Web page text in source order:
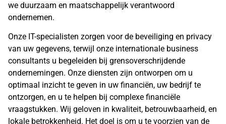
we duurzaam en maatschappelijk verantwoord
ondernemen.
Onze IT-specialisten zorgen voor de beveiliging en privacy
van uw gegevens, terwijl onze internationale business
consultants u begeleiden bij grensoverschrijdende
ondernemingen. Onze diensten zijn ontworpen om u
optimaal inzicht te geven in uw financiën, uw bedrijf te
ontzorgen, en u te helpen bij complexe financiële
vraagstukken. Wij geloven in kwaliteit, betrouwbaarheid, en
lokale betrokkenheid. Het doel is om u te voorzien van de